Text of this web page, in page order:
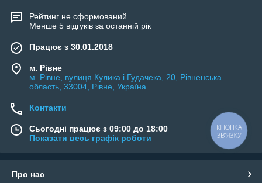
Рейтинг не сформований
Менше 5 відгуків за останній рік
Працює з 30.01.2018
м. Рівне
м. Рівне, вулиця Кулика і Гудачека, 20, Рівненська
область, 33004, Рівне, Україна
Контакти
Сьогодні працює з 09:00 до 18:00
Показати весь графік роботи
Про нас
КНОПКА
ЗВ'ЯЗКУ